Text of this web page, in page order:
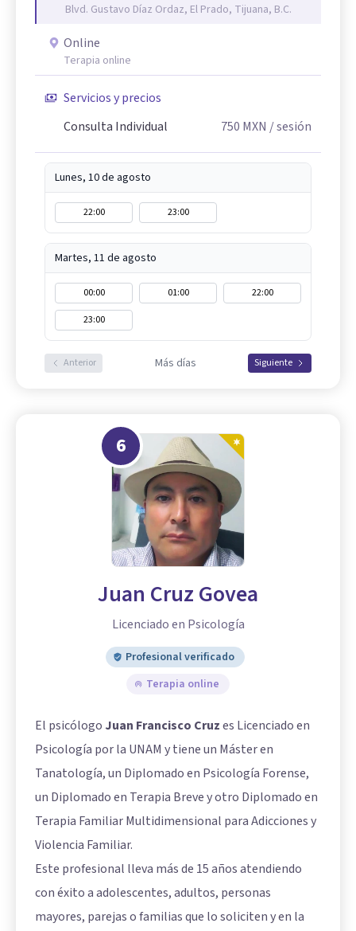
Blvd. Gustavo Díaz Ordaz, El Prado, Tijuana, B.C.
Online
Terapia online
Servicios y precios
Consulta Individual
750 MXN / sesión
Lunes, 10 de agosto
22:00 23:00
Martes, 11 de agosto
00:00 01:00
22:00
23:00
Anterior Más días Siguiente
6
Juan Cruz Govea
Licenciado en Psicología
Profesional verificado
Terapia online
El psicólogo Juan Francisco Cruzes Licenciado en
Psicología por la UNAM y tiene un Máster en
Tanatología, un Diplomado en Psicología Forense,
un Diplomado en Terapia Breve y otro Diplomado en
Terapia Familiar Multidimensional para Adicciones y
Violencia Familiar.
Este profesional lleva más de 15 años atendiendo
con éxito a adolescentes, adultos, personas
mayores, parejas o familias que lo soliciten y en la